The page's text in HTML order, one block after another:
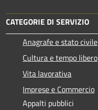
CATEGORIE DI SERVIZIO
Anagrafe e stato civile
Cultura e tempo libero
Vita lavorativa
Imprese e Commercio
Appalti pubblici